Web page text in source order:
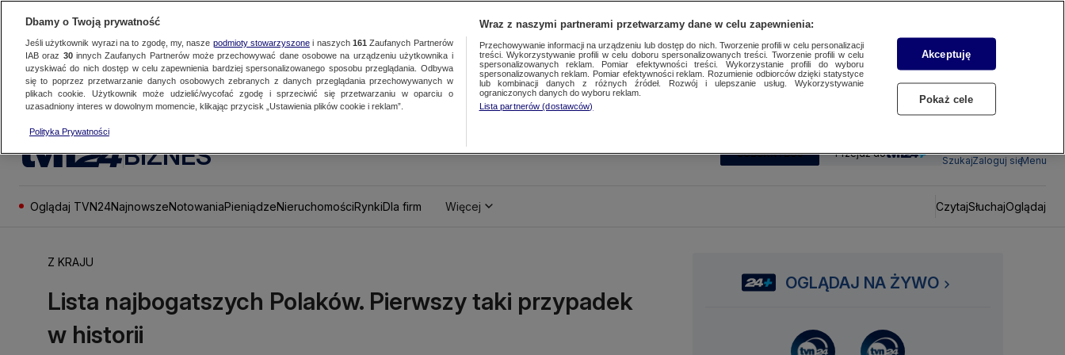
BIZNES SUBSKRYBUJ Przejdź do
SzukajZaloguj sięMenu
Oglądaj TVN24NajnowszeNotowaniaPieniądzeNieruchomościRynkiDla firm Więcej CzytajSłuchajOglądaj
Z KRAJU
Lista najbogatszych Polaków. Pierwszy taki przypadek
w historii
OGLĄDAJ NA ŻYWO
Dbamy o Twoją prywatność
Jeśli użytkownik wyrazi na to zgodę, my, nasze podmioty stowarzyszonei naszych 161 Zaufanych Partnerów
IAB oraz 30innych Zaufanych Partnerów może przechowywać dane osobowe na urządzeniu użytkownika i
uzyskiwać do nich dostęp w celu zapewnienia bardziej spersonalizowanego sposobu przeglądania. Odbywa
się to poprzez przetwarzanie danych osobowych zebranych z danych przeglądania przechowywanych w
plikach cookie. Użytkownik może udzielić/wycofać zgodę i sprzeciwić się przetwarzaniu w oparciu o
uzasadniony interes w dowolnym momencie, klikając przycisk „Ustawienia plików cookie i reklam”.
Polityka Prywatności
Wraz z naszymi partnerami przetwarzamy dane w celu zapewnienia:
Przechowywanie informacji na urządzeniu lub dostęp do nich. Tworzenie profili w celu personalizacji
treści. Wykorzystywanie profili w celu doboru spersonalizowanych treści. Tworzenie profili w celu
spersonalizowanych reklam. Pomiar efektywności treści. Wykorzystanie profili do wyboru
spersonalizowanych reklam. Pomiar efektywności reklam. Rozumienie odbiorców dzięki statystyce
lub kombinacji danych z różnych źródeł. Rozwój i ulepszanie usług. Wykorzystywanie
ograniczonych danych do wyboru reklam.
Lista partnerów (dostawców)
Akceptuję
Pokaż cele